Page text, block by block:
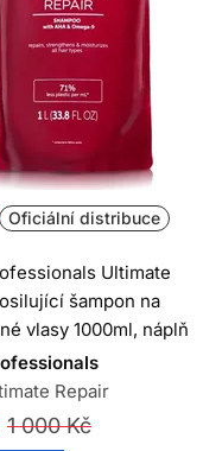
Oficiální distribuce
Ultimate
šampon na
vlasy 1000ml, náplň
Repair
1 000 Kč